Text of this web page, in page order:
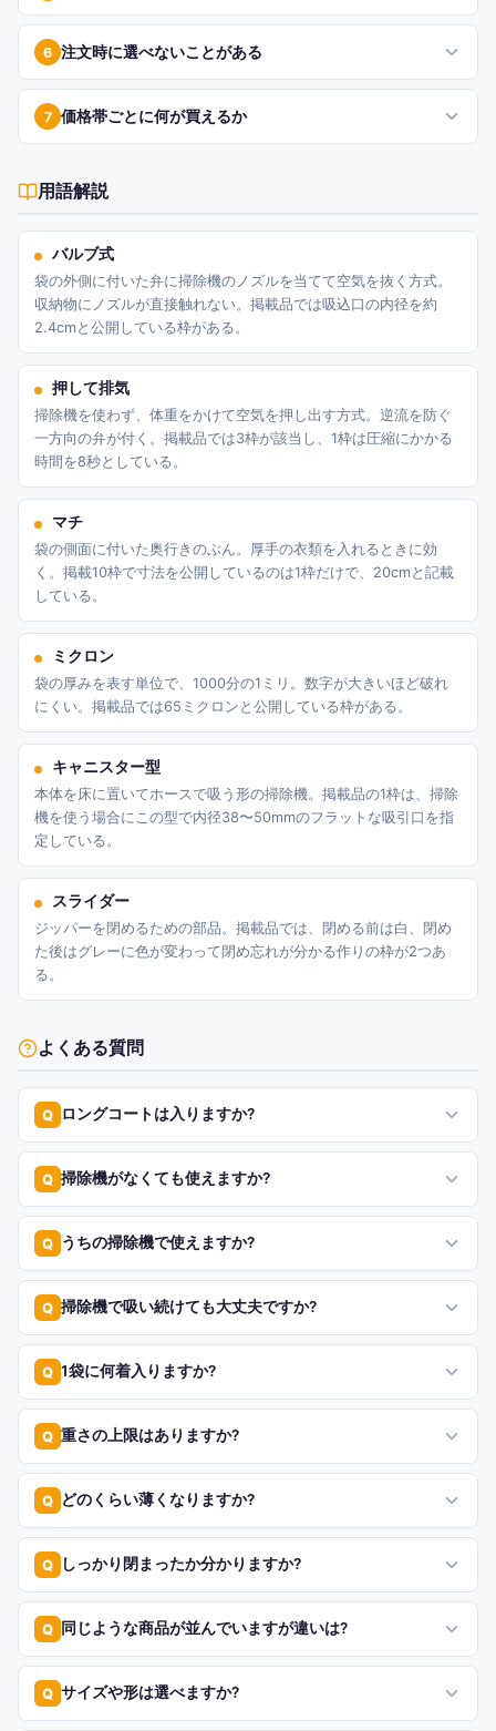
6 注文時に選べないことがある
7 価格帯ごとに何が買えるか
用語解説
バルブ式
袋の外側に付いた弁に掃除機のノズルを当てて空気を抜く方式。
収納物にノズルが直接触れない。掲載品では吸込口の内径を約
2.4cmと公開している枠がある。
押して排気
掃除機を使わず、体重をかけて空気を押し出す方式。逆流を防ぐ
一方向の弁が付く。掲載品では3枠が該当し、1枠は圧縮にかかる
時間を8秒としている。
マチ
袋の側面に付いた奥行きのぶん。厚手の衣類を入れるときに効
く。掲載10枠で寸法を公開しているのは1枠だけで、20cmと記載
している。
ミクロン
袋の厚みを表す単位で、1000分の1ミリ。数字が大きいほど破れ
にくい。掲載品では65ミクロンと公開している枠がある。
キャニスター型
本体を床に置いてホースで吸う形の掃除機。掲載品の1枠は、掃除
機を使う場合にこの型で内径38〜50mmのフラットな吸引口を指
定している。
スライダー
ジッパーを閉めるための部品。掲載品では、閉める前は白、閉め
た後はグレーに色が変わって閉め忘れが分かる作りの枠が2つあ
る。
よくある質問
Q ロングコートは入りますか?
Q 掃除機がなくても使えますか?
Q うちの掃除機で使えますか?
Q 掃除機で吸い続けても大丈夫ですか?
Q 1袋に何着入りますか?
Q 重さの上限はありますか?
Q どのくらい薄くなりますか?
Q しっかり閉まったか分かりますか?
Q 同じような商品が並んでいますが違いは?
Q サイズや形は選べますか?